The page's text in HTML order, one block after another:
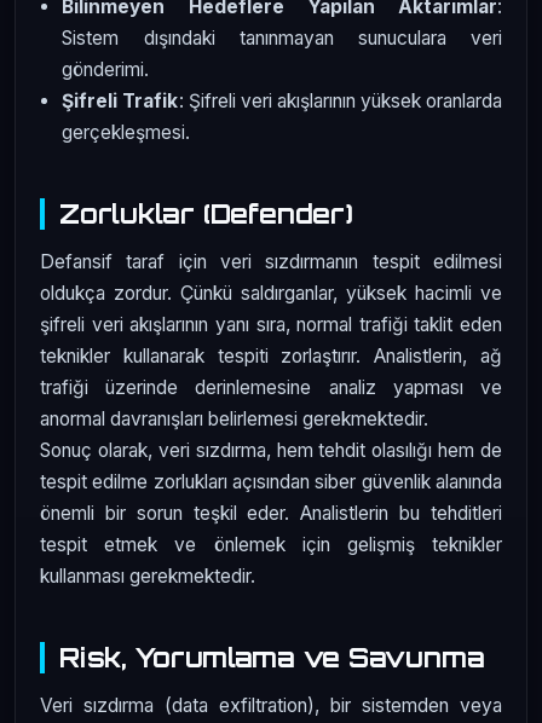
Bilinmeyen Hedeflere Yapılan Aktarımlar:
Sistem dışındaki tanınmayan sunuculara veri
gönderimi.
Şifreli Trafik: Şifreli veri akışlarının yüksek oranlarda
gerçekleşmesi.
Zorluklar (Defender)
Defansif taraf için veri sızdırmanın tespit edilmesi
oldukça zordur. Çünkü saldırganlar, yüksek hacimli ve
şifreli veri akışlarının yanı sıra, normal trafiği taklit eden
teknikler kullanarak tespiti zorlaştırır. Analistlerin, ağ
trafiği üzerinde derinlemesine analiz yapması ve
anormal davranışları belirlemesi gerekmektedir.
Sonuç olarak, veri sızdırma, hem tehdit olasılığı hem de
tespit edilme zorlukları açısından siber güvenlik alanında
önemli bir sorun teşkil eder. Analistlerin bu tehditleri
tespit etmek ve önlemek için gelişmiş teknikler
kullanması gerekmektedir.
Risk, Yorumlama ve Savunma
Veri sızdırma (data exfiltration), bir sistemden veya